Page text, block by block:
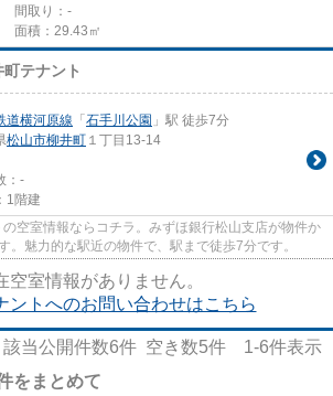
間取り：-
面積：29.43㎡
町テナント
道横河原線 「 石手川公園 」駅 徒歩7分
松山市柳井町 １丁目13-14
：-
1階建
空室情報ならコチラ。みずほ銀行松山支店が物件か
。魅力的な駅近の物件で、駅まで徒歩7分です。
空室情報がありません。
ントへのお問い合わせはこちら
該当公開件数6件 空き数5件 1-6件表示
をまとめて